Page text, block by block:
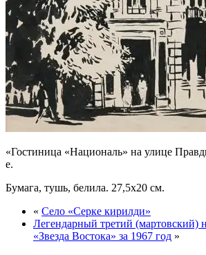
«Гостиница «Националь» на улице
е.
Бумага, тушь, белила. 27,5х20 см.
« Село «Серке кирилди»
Легендарный третий (мартовский)
«Звезда Востока» за 1967 год »